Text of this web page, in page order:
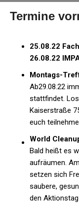
Termine
25.08.22
26.08.22
Montags-
Ab29.08.22
stattfindet.
Kaiserstraße
euch
World
Bald heißt es
aufräumen.
setzen sich
saubere,
den